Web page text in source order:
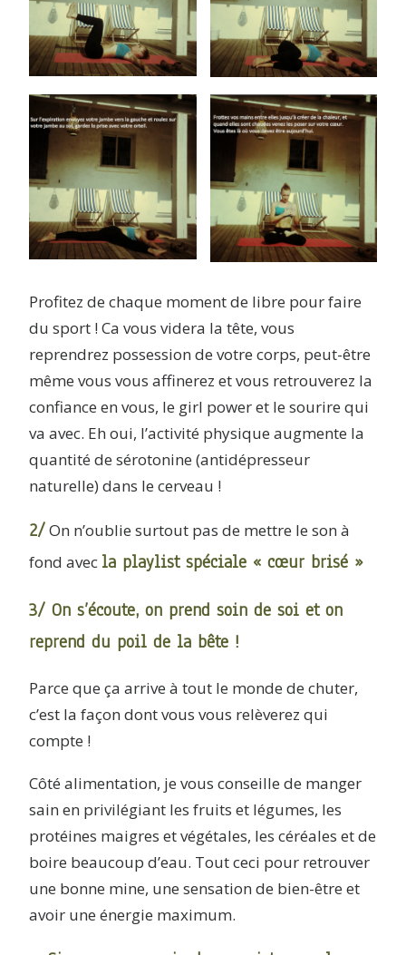
Profitez de chaque moment de libre pour faire
du sport ! Ca vous videra la tête, vous
reprendrez possession de votre corps, peut-être
même vous vous affinerez et vous retrouverez la
confiance en vous, le girl power et le sourire qui
va avec. Eh oui, l’activité physique augmente la
quantité de sérotonine (antidépresseur
naturelle) dans le cerveau !
2/On n’oublie surtout pas de mettre le son à
fond avec la playlist spéciale « cœur brisé »
3/ On s’écoute, on prend soin de soi et on
reprend du poil de la bête !
Parce que ça arrive à tout le monde de chuter,
c’est la façon dont vous vous relèverez qui
compte !
Côté alimentation, je vous conseille de manger
sain en privilégiant les fruits et légumes, les
protéines maigres et végétales, les céréales et de
boire beaucoup d’eau. Tout ceci pour retrouver
une bonne mine, une sensation de bien-être et
avoir une énergie maximum.